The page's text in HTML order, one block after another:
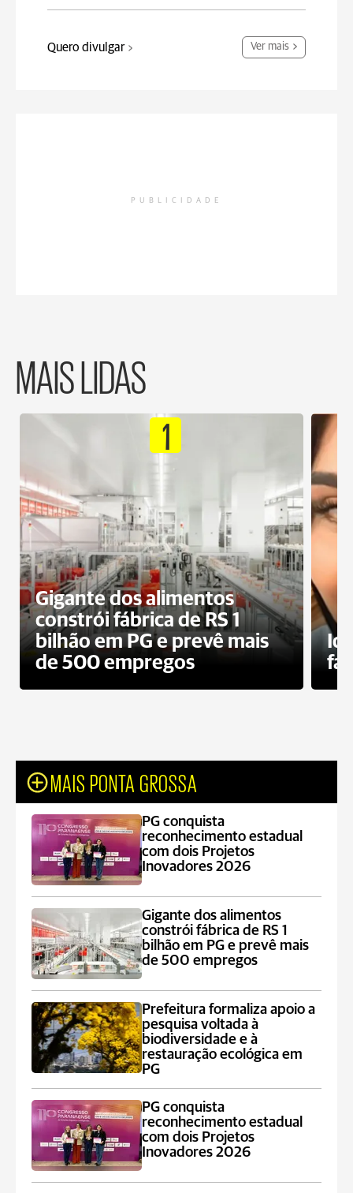
Quero divulgar Ver mais
PUBLICIDADE
MAIS LIDAS
1
Gigante dos alimentos
constrói fábrica de RS 1
bilhão em PG e prevê mais
de 500 empregos
MAIS PONTA GROSSA
PG conquista
reconhecimento estadual
com dois Projetos
Inovadores 2026
Gigante dos alimentos
constrói fábrica de RS 1
bilhão em PG e prevê mais
de 500 empregos
Prefeitura formaliza apoio a
pesquisa voltada à
biodiversidade e à
restauração ecológica em
PG
PG conquista
reconhecimento estadual
com dois Projetos
Inovadores 2026